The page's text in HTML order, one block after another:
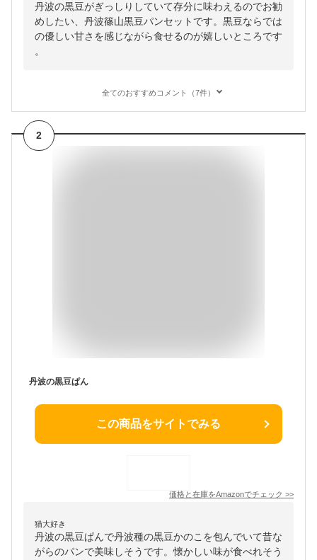
丹波の黒豆がぎっしりしていて存分に味わえるのでお勧
めしたい、丹波篠山黒豆パンセットです。黒豆ならでは
の優しい甘さを感じながら食せるのが嬉しいところです
。
全てのおすすめコメント（7件）
2
丹波の黒豆ぱん
この商品をサイトでみる
価格と在庫をAmazonでチェック >>
猫大好き
丹波の黒豆ぱんで丹波種の黒豆かのこを包んでいて昔な
がらのパンで美味しそうです。懐かしい味が食べれそう